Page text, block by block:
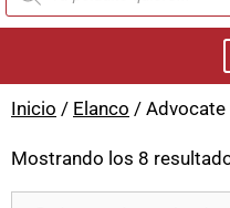
Inicio / Elanco / Advocate
Mostrando los 8